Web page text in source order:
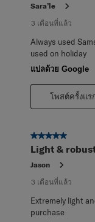
Sara’le
3 เดือนที่แล้ว
Always used
used on holiday
แปลด้วย Google
โพสต์ครั้งแร
5 จาก 5 ดาว
Light &
Jason
3 เดือนที่แล้ว
Extremely light
purchase